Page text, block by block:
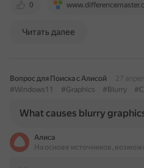
0
Читать далее
Вопрос для Поиска с Алисой
27
#Windows11
#Graphics #Blurry
What causes blurry
Алиса
На основе источников,